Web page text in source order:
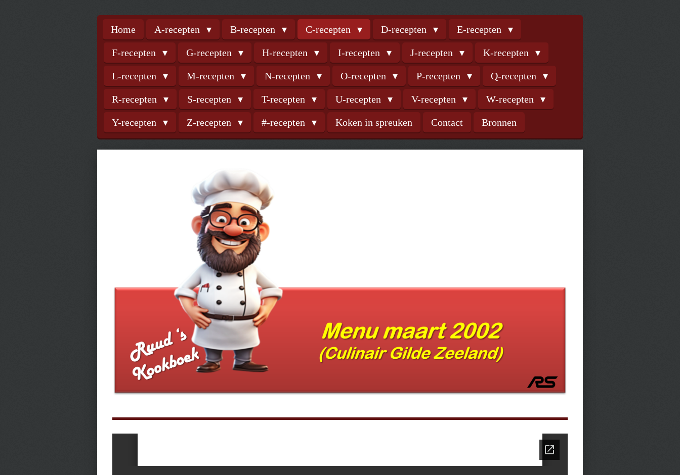
Home A-recepten B-recepten C-recepten D-recepten E-recepten
F-recepten G-recepten H-recepten I-recepten J-recepten K-recepten
L-recepten M-recepten N-recepten O-recepten P-recepten Q-recepten
R-recepten S-recepten T-recepten U-recepten V-recepten W-recepten
Y-recepten Z-recepten #-recepten Koken in spreuken Contact Bronnen